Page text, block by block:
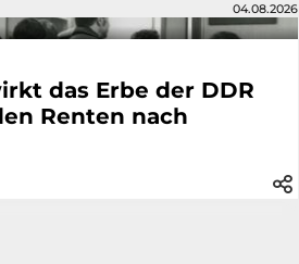
04.08.2026
das Erbe der DDR
Renten nach